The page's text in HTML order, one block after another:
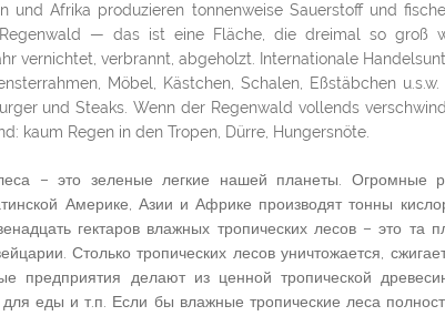
und Afrika produzieren tonnenweise Sauerstoff und
— das ist eine Fläche, die dreimal so groß
vernichtet, verbrannt, abgeholzt. Internationale
Möbel, Kästchen, Schalen, Eßstäbchen
und Steaks. Wenn der Regenwald vollends
kaum Regen in den Tropen, Dürre, Hungersnöte.
– это зеленые легкие нашей планеты. Огромные
Америке, Азии и Африке производят тонны
гектаров влажных тропических лесов – это та
Столько тропических лесов уничтожается,
предприятия делают из ценной тропической
для еды и т.п. Если бы влажные тропические леса